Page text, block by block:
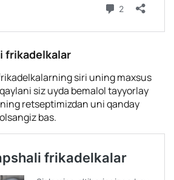
frikadelkalar
siri uning maxsus
siz uyda bemalol tayyorlay
retseptimizdan uni qanday
bas.